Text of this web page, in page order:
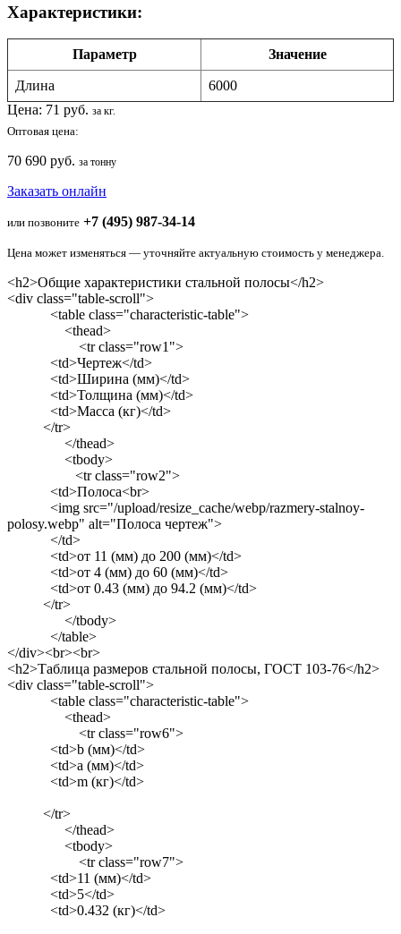
Характеристики:
Параметр Значение
Длина
6000
Цена: 71 руб. за кг.
Оптовая цена:
70 690 руб. за тонну
Заказать онлайн
или позвоните +7 (495) 987-34-14
Цена может изменяться — уточняйте актуальную стоимость у менеджера.
<h2>Общие характеристики стальной полосы</h2>
<div class="table-scroll">
<table class="characteristic-table">
<thead>
<tr class="row1">
<td>Чертеж</td>
<td>Ширина (мм)</td>
<td>Толщина (мм)</td>
<td>Масса (кг)</td>
</tr>
</thead>
<tbody>
<tr class="row2">
<td>Полоса<br>
<img src="/upload/resize_cache/webp/razmery-stalnoy-
polosy.webp" alt="Полоса чертеж">
</td>
<td>от 11 (мм) до 200 (мм)</td>
<td>от 4 (мм) до 60 (мм)</td>
<td>от 0.43 (мм) до 94.2 (мм)</td>
</tr>
</tbody>
</table>
</div><br><br>
<h2>Таблица размеров стальной полосы, ГОСТ 103-76</h2>
<div class="table-scroll">
<table class="characteristic-table">
<thead>
<tr class="row6">
<td>b (мм)</td>
<td>a (мм)</td>
<td>m (кг)</td>
</tr>
</thead>
<tbody>
<tr class="row7">
<td>11 (мм)</td>
<td>5</td>
<td>0.432 (кг)</td>